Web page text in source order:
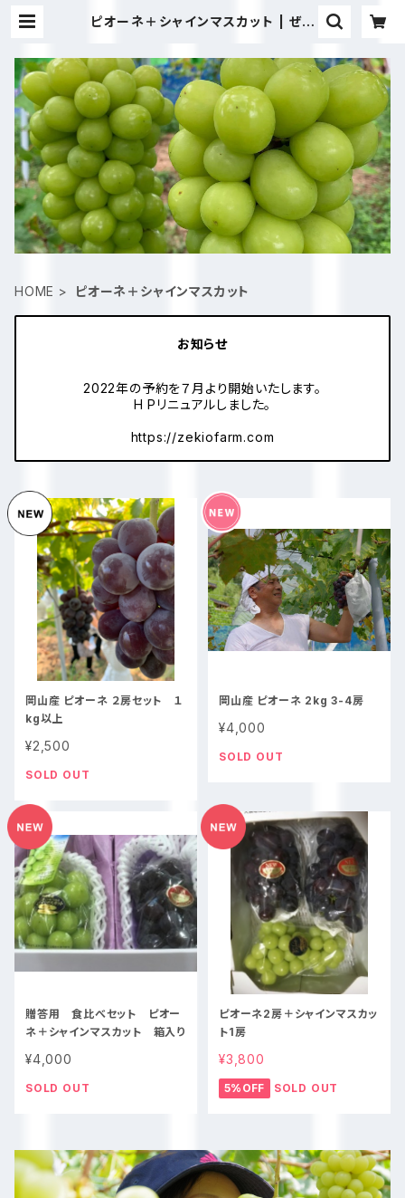
ピオーネ＋シャインマスカット | ぜき
HOME ピオーネ＋シャインマスカット
お知らせ
2022年の予約を７月より開始いたします。
H Pリニュアルしました。
https://zekiofarm.com
岡山産 ピオーネ ２房セット １
kg以上
¥2,500
SOLD OUT
岡山産 ピオーネ 2kg 3-4房
¥4,000
SOLD OUT
贈答用 食比べセット ピオー
ネ＋シャインマスカット 箱入り
¥4,000
SOLD OUT
ピオーネ2房＋シャインマスカッ
ト1房
¥3,800
5%OFF SOLD OUT